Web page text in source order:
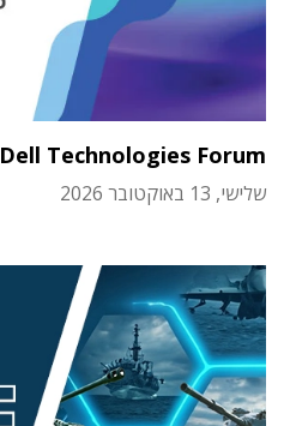
Dell Technologies Forum
שלישי, 13 באוקטובר 2026